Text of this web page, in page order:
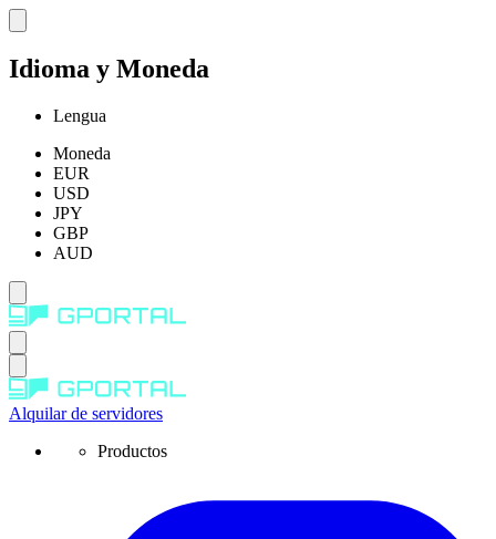
Idioma y Moneda
Lengua
Moneda
EUR
USD
JPY
GBP
AUD
Alquilar de servidores
Productos